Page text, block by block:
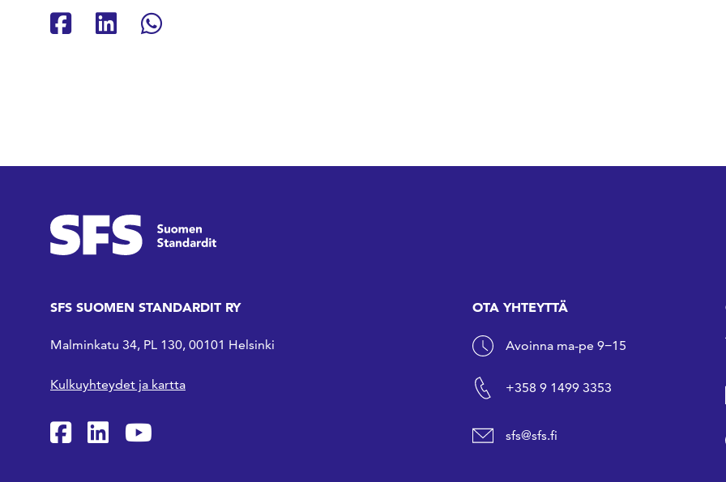
Jaa Facebookissa
Jaa Linkedinissä
Jaa Whatsappissa
SFS SUOMEN STANDARDIT RY
Malminkatu 34, PL 130, 00101 Helsinki
Kulkuyhteydet ja kartta
SFS Facebookissa
SFS Linkedinissä
SFS Youtubessa
OTA YHTEYTTÄ
Avoinna ma-pe 9−15
+358 9 1499 3353
sfs@sfs.fi